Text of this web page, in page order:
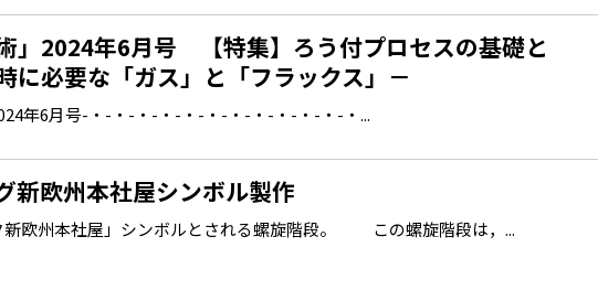
」2024年6月号 【特集】ろう付プロセスの基礎と
に必要な「ガス」と「フラックス」－
年6月号-・-・-・-・-・-・-・-・-・-・-・-・...
新欧州本社屋シンボル製作
欧州本社屋」シンボルとされる螺旋階段。 この螺旋階段は，...